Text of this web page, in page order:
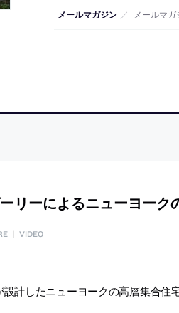
メールマガジン ／ メールマ
リーによるニューヨーク
VIDEO
計したニューヨークの高層集合住